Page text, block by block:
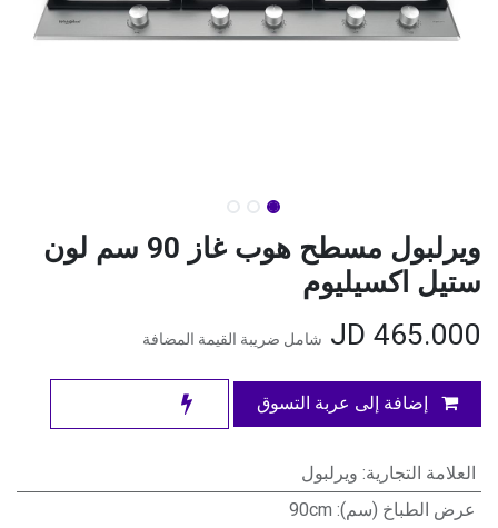
ويرلبول مسطح هوب غاز 90 سم لون
ستيل اكسيليوم
465.000
شامل ضريبة القيمة المضافة
إضافة إلى عربة التسوق
العلامة التجارية: ويرلبول
عرض الطباخ (سم):
90cm